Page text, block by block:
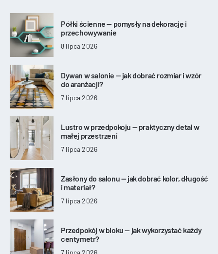
Półki ścienne — pomysły na dekorację i
przechowywanie
8 lipca 2026
Dywan w salonie — jak dobrać rozmiar i wzór
do aranżacji?
7 lipca 2026
Lustro w przedpokoju — praktyczny detal w
małej przestrzeni
7 lipca 2026
Zasłony do salonu — jak dobrać kolor, długość
i materiał?
7 lipca 2026
Przedpokój w bloku — jak wykorzystać każdy
centymetr?
7 lipca 2026